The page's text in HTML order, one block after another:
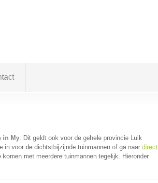
in My. Dit geldt ook voor de gehele provincie Luik
in voor de dichtstbijzijnde tuinmannen of ga naar direct
met meerdere tuinmannen tegelijk. Hieronder